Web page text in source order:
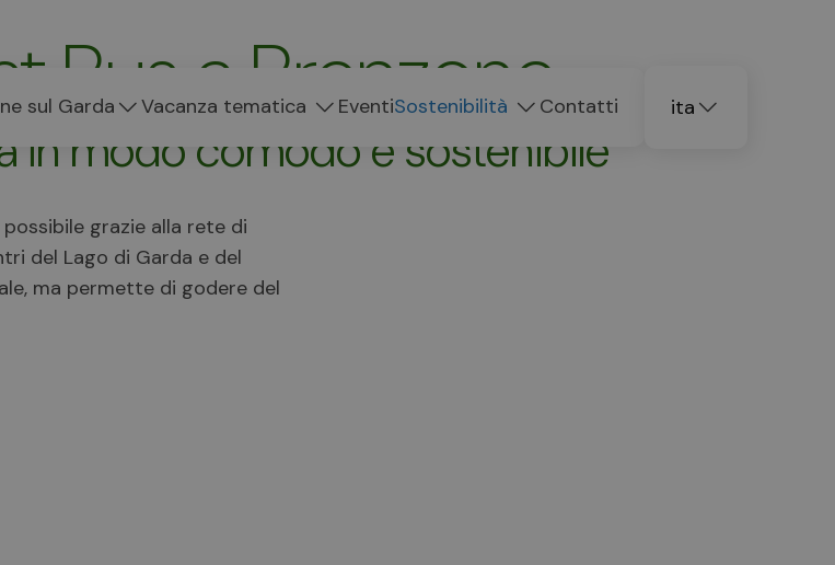
sul Garda Vacanza tematica EventiSostenibilità Contatti ita
Bus a Brenzone
in modo comodo e sostenibile
grazie alla rete di
del Lago di Garda e del
ma permette di godere del